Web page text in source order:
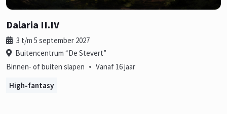
Dalaria II.IV
3 t/m 5 september 2027
Buitencentrum “De Stevert”
Binnen- of buiten slapen • Vanaf 16 jaar
High-fantasy